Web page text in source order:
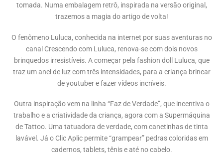
tomada. Numa embalagem retrô, inspirada na versão original,
trazemos a magia do artigo de volta!
O fenômeno Luluca, conhecida na internet por suas aventuras no
canal Crescendo com Luluca, renova-se com dois novos
brinquedos irresistíveis. A começar pela fashion doll Luluca, que
traz um anel de luz com três intensidades, para a criança brincar
de youtuber e fazer vídeos incríveis.
Outra inspiração vem na linha “Faz de Verdade”, que incentiva o
trabalho e a criatividade da criança, agora com a Supermáquina
de Tattoo. Uma tatuadora de verdade, com canetinhas de tinta
lavável. Já o Clic Aplic permite “grampear” pedras coloridas em
cadernos, tablets, tênis e até no cabelo.